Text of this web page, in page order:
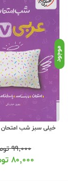
موجود
خواندنی هفشنبه عربی 7
۱۹۰,۰۰۰
۱۵۰,۰۰۰